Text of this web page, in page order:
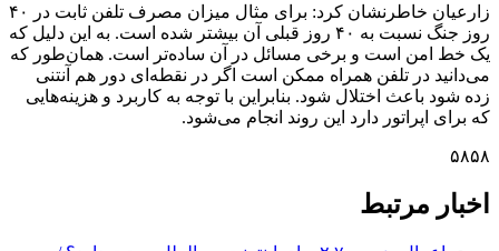
زارعیان خاطرنشان کرد: برای مثال میزان مصرف تلفن ثابت در ۴۰
روز جنگ نسبت به ۴۰ روز قبلی آن بیشتر شده است. به این دلیل که
یک خط امن است و برخی مسائل در آن ساده‌تر است. همان‌طور که
می‌دانید در تلفن همراه ممکن است اگر در نقطه‌ای دور هم آنتنی
زده شود باعث اختلال شود. بنابراین با توجه به کاربرد و هزینه‌هایی
که برای اپراتور دارد این روند انجام می‌شود.
۵۸۵۸
اخبار مرتبط